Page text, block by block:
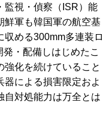
監視・偵察（ISR）能
鮮軍も韓国軍の航空基
める300mm多連装ロ
・配備しはじめたこ
強化を続けていること
器による損害限定およ
自対処能力は万全とは